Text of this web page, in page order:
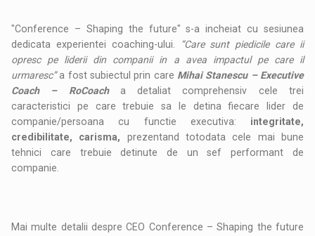
"Conference – Shaping the future" s-a incheiat cu sesiunea
dedicata experientei coaching-ului.
“Care sunt piedicile care ii
opresc pe liderii din companii in a avea impactul pe care il
urmaresc”a fost subiectul prin care Mihai Stanescu – Executive
Coach – RoCoacha detaliat comprehensiv cele trei
caracteristici pe care trebuie sa le detina fiecare lider de
companie/persoana cu functie executiva: integritate,
credibilitate, carisma, prezentand totodata cele mai bune
tehnici care trebuie detinute de un sef performant de
companie.
Mai multe detalii despre CEO Conference – Shaping the future